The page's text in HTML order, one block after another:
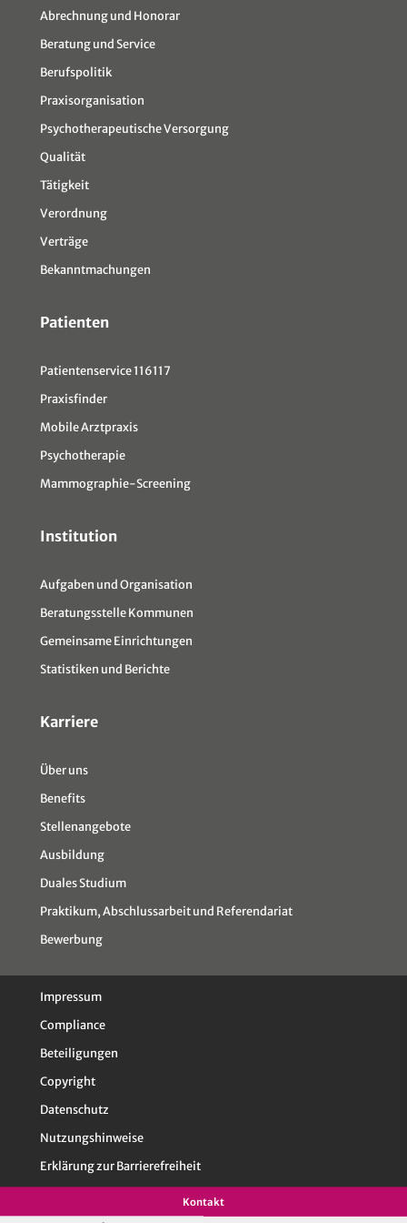
Abrechnung und Honorar
Beratung und Service
Berufspolitik
Praxisorganisation
Psychotherapeutische Versorgung
Qualität
Tätigkeit
Verordnung
Verträge
Bekanntmachungen
Patienten
Patientenservice 116117
Praxisfinder
Mobile Arztpraxis
Psychotherapie
Mammographie-Screening
Institution
Aufgaben und Organisation
Beratungsstelle Kommunen
Gemeinsame Einrichtungen
Statistiken und Berichte
Karriere
Über uns
Benefits
Stellenangebote
Ausbildung
Duales Studium
Praktikum, Abschlussarbeit und Referendariat
Bewerbung
Impressum
Compliance
Beteiligungen
Copyright
Datenschutz
Nutzungshinweise
Erklärung zur Barrierefreiheit
Kontakt